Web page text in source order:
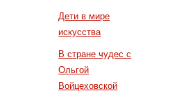
Дети в мире
искусства
В стране чудес с
Ольгой
Войцеховской